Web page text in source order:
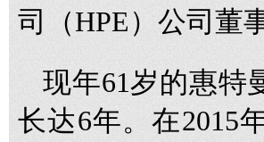
司（HPE）公司董
现年61岁的惠特
长达6年。在2015